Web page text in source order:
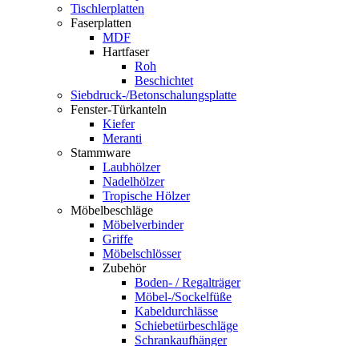
Tischlerplatten
Faserplatten
MDF
Hartfaser
Roh
Beschichtet
Siebdruck-/Betonschalungsplatte
Fenster-Türkanteln
Kiefer
Meranti
Stammware
Laubhölzer
Nadelhölzer
Tropische Hölzer
Möbelbeschläge
Möbelverbinder
Griffe
Möbelschlösser
Zubehör
Boden- / Regalträger
Möbel-/Sockelfüße
Kabeldurchlässe
Schiebetürbeschläge
Schrankaufhänger